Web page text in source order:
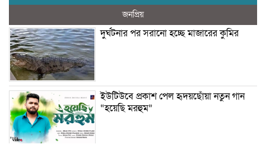
জনপ্রিয়
দুর্ঘটনার পর সরানো হচ্ছে মাজারের কুমির
ইউটিউবে প্রকাশ পেল হৃদয়ছোঁয়া নতুন গান
“হয়েছি মরহুম”